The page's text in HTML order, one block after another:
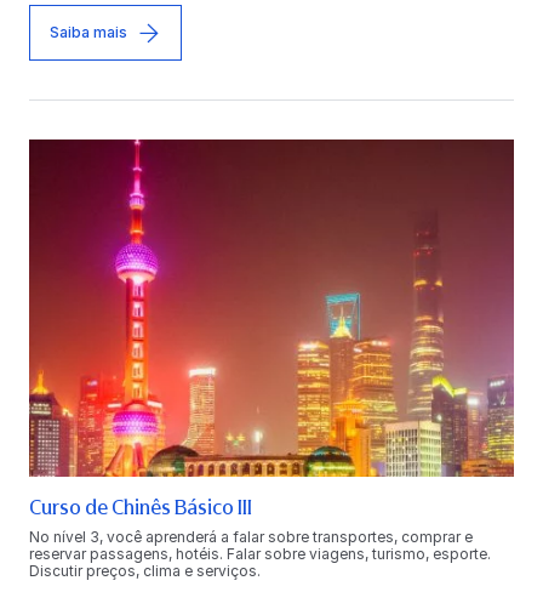
Saiba mais
Curso de Chinês Básico III
No nível 3, você aprenderá a falar sobre transportes, comprar e
reservar passagens, hotéis. Falar sobre viagens, turismo, esporte.
Discutir preços, clima e serviços.